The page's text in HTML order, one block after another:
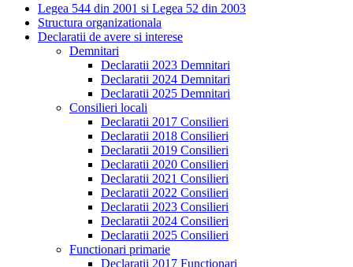
Legea 544 din 2001 si Legea 52 din 2003
Structura organizationala
Declaratii de avere si interese
Demnitari
Declaratii 2023 Demnitari
Declaratii 2024 Demnitari
Declaratii 2025 Demnitari
Consilieri locali
Declaratii 2017 Consilieri
Declaratii 2018 Consilieri
Declaratii 2019 Consilieri
Declaratii 2020 Consilieri
Declaratii 2021 Consilieri
Declaratii 2022 Consilieri
Declaratii 2023 Consilieri
Declaratii 2024 Consilieri
Declaratii 2025 Consilieri
Functionari primarie
Declaratii 2017 Functionari